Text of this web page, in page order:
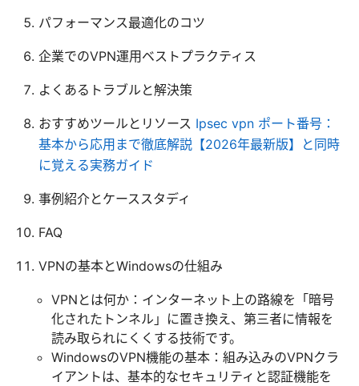
パフォーマンス最適化のコツ
企業でのVPN運用ベストプラクティス
よくあるトラブルと解決策
おすすめツールとリソース Ipsec vpn ポート番号：
基本から応用まで徹底解説【2026年最新版】と同時
に覚える実務ガイド
事例紹介とケーススタディ
FAQ
VPNの基本とWindowsの仕組み
VPNとは何か：インターネット上の路線を「暗号
化されたトンネル」に置き換え、第三者に情報を
読み取られにくくする技術です。
WindowsのVPN機能の基本：組み込みのVPNクラ
イアントは、基本的なセキュリティと認証機能を